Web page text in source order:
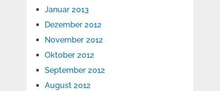
Januar 2013
Dezember 2012
November 2012
Oktober 2012
September 2012
August 2012